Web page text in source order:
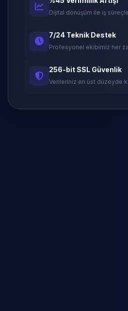
Dijital dönüşüm ile iş
7/24 Teknik Destek
Profesyonel ekibimiz her
256-bit SSL Güvenlik
Verileriniz en üst düzeyde